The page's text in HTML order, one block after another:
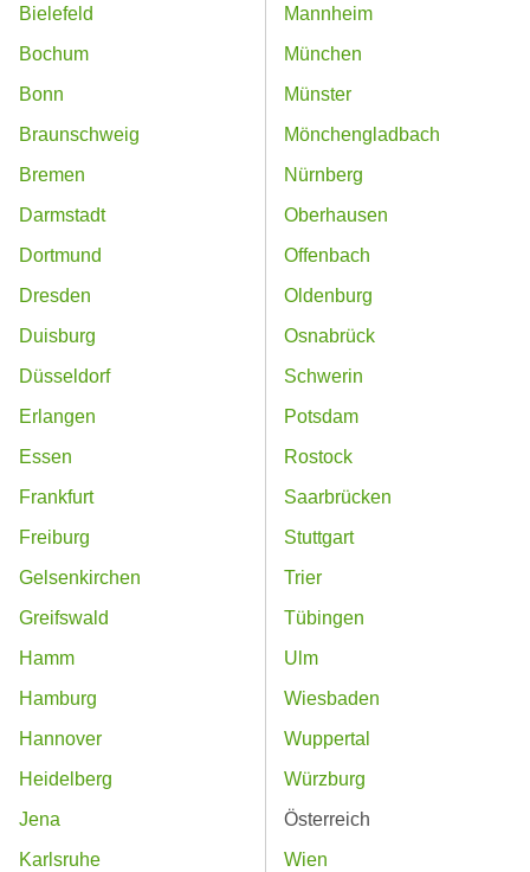
Bielefeld
Bochum
Bonn
Braunschweig
Bremen
Darmstadt
Dortmund
Dresden
Duisburg
Düsseldorf
Erlangen
Essen
Frankfurt
Freiburg
Gelsenkirchen
Greifswald
Hamm
Hamburg
Hannover
Heidelberg
Jena
Karlsruhe
Mannheim
München
Münster
Mönchengladbach
Nürnberg
Oberhausen
Offenbach
Oldenburg
Osnabrück
Schwerin
Potsdam
Rostock
Saarbrücken
Stuttgart
Trier
Tübingen
Ulm
Wiesbaden
Wuppertal
Würzburg
Österreich
Wien